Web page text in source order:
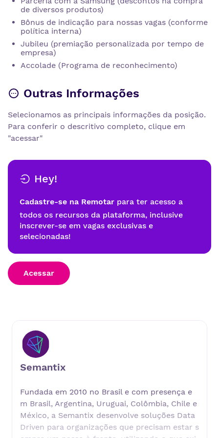
de diversos produtos)
Bônus de indicação para nossas vagas (conforme
política interna)
Jubileu (premiação personalizada por tempo de
empresa)
Accolade (Programa de reconhecimento)
Outras Informações
Selecionamos as principais informações da posição.
Para conferir o descritivo completo, clique em
"acessar"
Hey!
Cadastre-se na Remotar para ter acesso a
todos os recursos da plataforma, inclusive
inscrever-se em vagas exclusivas e
selecionadas!
Acessar
Semantix
Fundada em 2010 no Brasil e com presença e
m Brasil, Argentina, Uruguai, Colômbia, Chile e
México, a Semantix desenvolve soluções Data
Driven para organizações que precisam estar s